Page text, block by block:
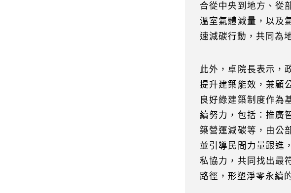
合從中央到地方、從
溫室氣體減量，以及
速減碳行動，共同為
此外，卓院長表示，
提升建築能效，兼顧
良好綠建築制度作為
續努力，包括：推廣
築營運減碳等，由公
並引導民間力量跟進
私協力，共同找出最
路徑，形塑淨零永續